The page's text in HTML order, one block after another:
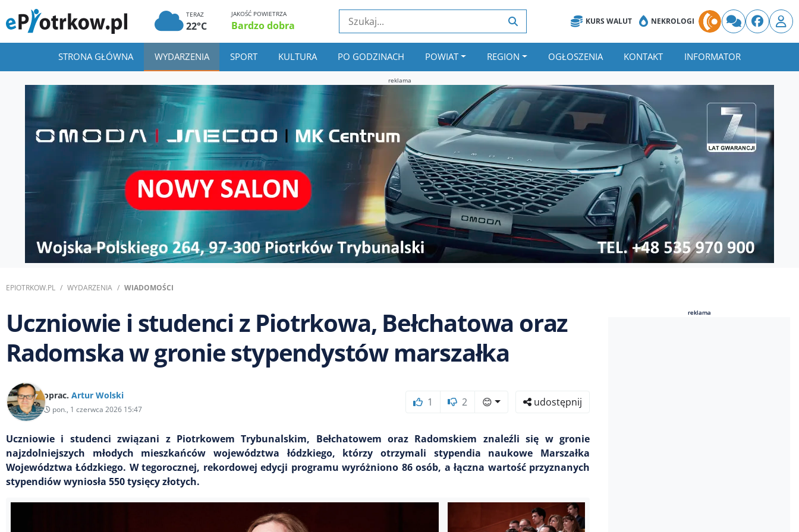
TERAZ
22°C
JAKOŚĆ POWIETRZA
Bardzo dobra KURS WALUT NEKROLOGI
STRONA GŁÓWNA WYDARZENIA SPORT KULTURA PO GODZINACH POWIAT REGION OGŁOSZENIA KONTAKT INFORMATOR
reklama
EPIOTRKOW.PL WYDARZENIA WIADOMOŚCI
Uczniowie i studenci z Piotrkowa, Bełchatowa oraz
Radomska w gronie stypendystów marszałka
oprac. Artur Wolski
pon., 1 czerwca 2026 15:47
1 2 😊 udostępnij
Uczniowie i studenci związani z Piotrkowem Trybunalskim, Bełchatowem oraz Radomskiem znaleźli się w gronie
najzdolniejszych młodych mieszkańców województwa łódzkiego, którzy otrzymali stypendia naukowe Marszałka
Województwa Łódzkiego. W tegorocznej, rekordowej edycji programu wyróżniono 86 osób, a łączna wartość przyznanych
stypendiów wyniosła 550 tysięcy złotych.
reklama
reklama